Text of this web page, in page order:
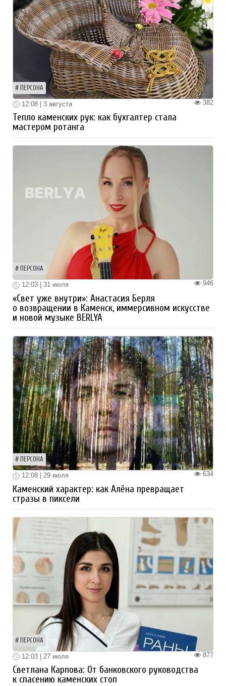
ПЕРСОНА
382
12:08 | 3 августа
Тепло каменских рук: как бухгалтер стала
мастером ротанга
ПЕРСОНА
946
12:03 | 31 июля
«Свет уже внутри»: Анастасия Берля
о возвращении в Каменск, иммерсивном искусстве
и новой музыке BERLYA
ПЕРСОНА
634
12:08 | 29 июля
Каменский характер: как Алёна превращает
стразы в пиксели
ПЕРСОНА
877
12:03 | 27 июля
Светлана Карпова: От банковского руководства
к спасению каменских стоп